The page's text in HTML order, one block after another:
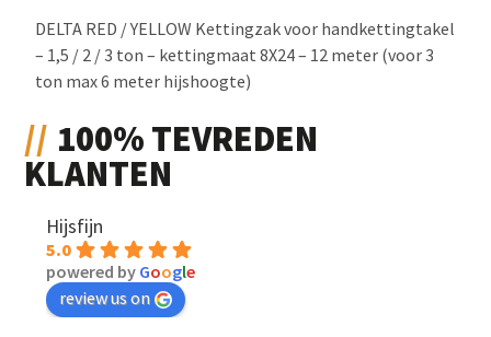
DELTA RED / YELLOW Kettingzak voor handkettingtakel
– 1,5 / 2 / 3 ton – kettingmaat 8X24 – 12 meter (voor 3
ton max 6 meter hijshoogte)
100% TEVREDEN
KLANTEN
Hijsfijn
5.0
powered by Google
review us on